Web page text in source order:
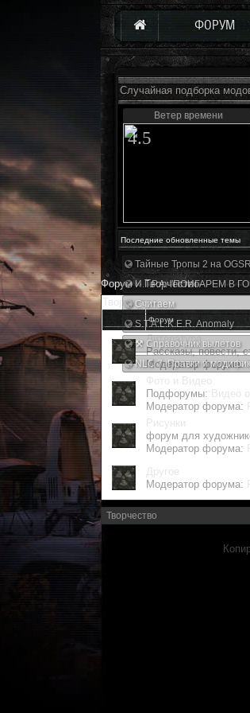
ФОРУМ
Случайная подборка
Ветер времени
4.5
Последние обновленные темы
Тайные Тропы 2 на
И.Г.Р.А. "ПОИГАРЕМ В
Считаем
S.T.A.L.K.E.R. Anomaly
⚒ Справочник вылетов
NLC 7. Правки и
Форум » Творчество
Творчество
Форум
Литература
Рассказы, повести,
Модератор форума:
Фото и Видео
Подфорумы: Видео
Модератор форума:
Рисунки
форум для
Модератор форума:
Другое
Модератор форума: